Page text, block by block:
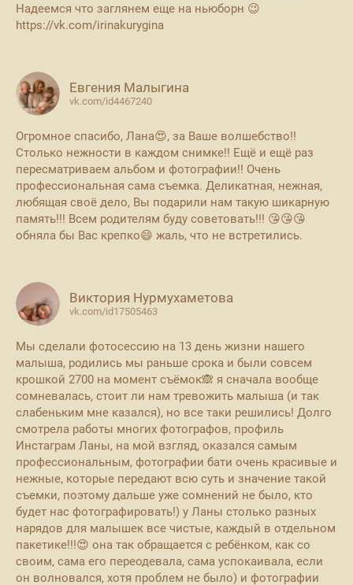
Надеемся что заглянем еще на ньюборн 😉
https://vk.com/irinakurygina
Евгения Малыгина
vk.com/id4467240
Огромное спасибо, Лана😍, за Ваше волшебство!!
Столько нежности в каждом снимке!! Ещё и ещё раз
пересматриваем альбом и фотографии!! Очень
профессиональная сама съемка. Деликатная, нежная,
любящая своё дело, Вы подарили нам такую шикарную
память!!! Всем родителям буду советовать!!! 😘😘😘
обняла бы Вас крепко😄 жаль, что не встретились.
Виктория Нурмухаметова
vk.com/id17505463
Мы сделали фотосессию на 13 день жизни нашего
малыша, родились мы раньше срока и были совсем
крошкой 2700 на момент съёмок🙈 я сначала вообще
сомневалась, стоит ли нам тревожить малыша (и так
слабеньким мне казался), но все таки решились! Долго
смотрела работы многих фотографов, профиль
Инстаграм Ланы, на мой взгляд, оказался самым
профессиональным, фотографии бати очень красивые и
нежные, которые передают всю суть и значение такой
съемки, поэтому дальше уже сомнений не было, кто
будет нас фотографировать!) у Ланы столько разных
нарядов для малышек все чистые, каждый в отдельном
пакетике!!!😍 она так обращается с ребёнком, как со
своим, сама его переодевала, сама успокаивала, если
он волновался, хотя проблем не было) и фотографии